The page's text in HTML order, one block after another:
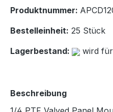
Produktnummer:
Bestelleinheit: 25 Stück
Lagerbestand:
wird
Beschreibung